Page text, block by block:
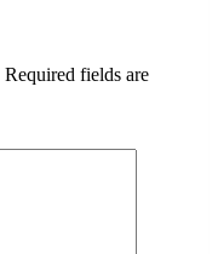
Required fields are